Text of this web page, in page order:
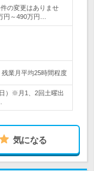
の変更はありませ
円～490万円…
業月平均25時間程度
）※月1、2回土曜出
気になる